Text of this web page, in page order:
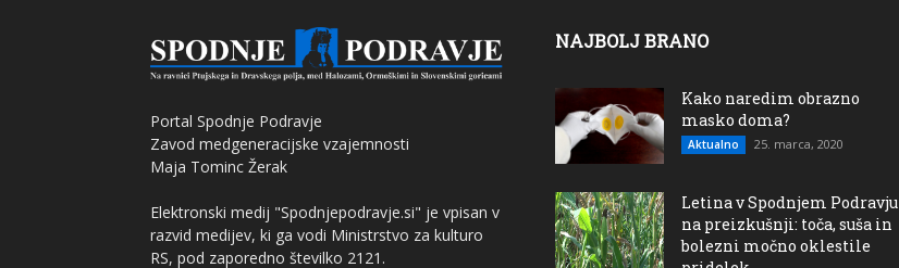
Portal Spodnje Podravje
Zavod medgeneracijske vzajemnosti
Maja Tominc Žerak
Elektronski medij "Spodnjepodravje.si" je vpisan v
razvid medijev, ki ga vodi Ministrstvo za kulturo
RS, pod zaporedno številko 2121.
NAJBOLJ BRANO
Kako naredim obrazno
masko doma?
Aktualno 25. marca, 2020
Letina v Spodnjem Podravju
na preizkušnji: toča, suša in
bolezni močno oklestile